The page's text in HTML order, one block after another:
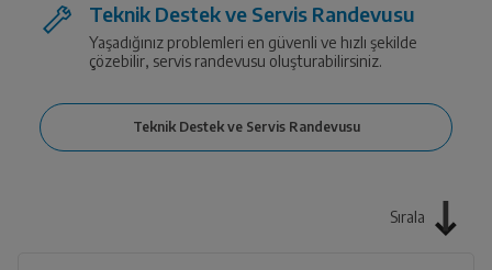
Teknik Destek ve Servis Randevusu
Yaşadığınız problemleri en güvenli ve hızlı şekilde
çözebilir, servis randevusu oluşturabilirsiniz.
Sırala